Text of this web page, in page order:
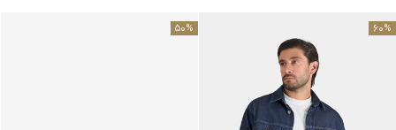
60%
50%